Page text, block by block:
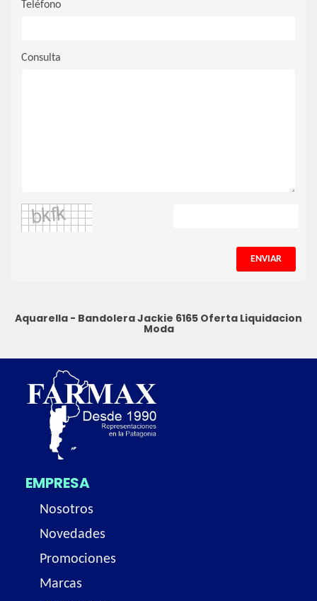
Teléfono
Consulta
ENVIAR
Aquarella - Bandolera Jackie 6165 Oferta Liquidacion
Moda
EMPRESA
Nosotros
Novedades
Promociones
Marcas